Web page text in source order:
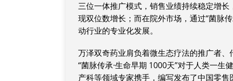
三位一体推广模式，销售业绩持续稳定增
现双位数增长；而在院外市场，通过“菌脉
动行业的专业化发展。
万泽双奇药业肩负着微生态疗法的推广者
“菌脉传承·生命早期 1000天”对于人类一
产科等领域专家携手，编写发布了中国零